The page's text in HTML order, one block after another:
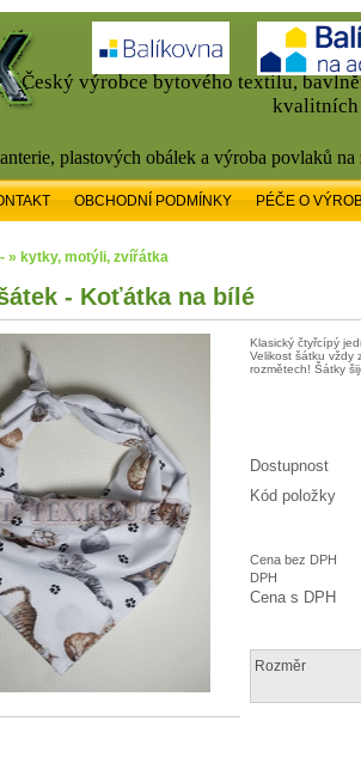
Český výrobce bytového textilu,
kvalitních
plastových obálek a výroba povlaků na
OBCHODNÍ PODMÍNKY PÉČE O
» kytky, motýli, zvířátka
- Koťátka na bílé
Klasický čtyřcípý
Velikost šátku vždy
rozmětech! Šátky
Dostupnost
Kód položky
Cena bez DPH
DPH
Cena s DPH
Rozměr